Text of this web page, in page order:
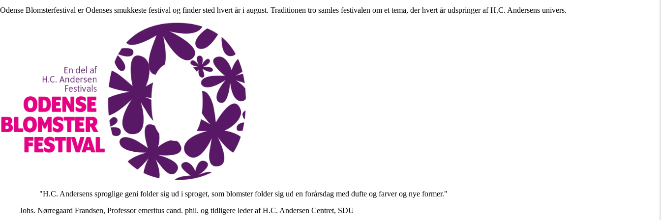
Odense Blomsterfestival er Odenses smukkeste festival og finder sted hvert år i august. Traditionen tro samles festivalen om et tema, der hvert år udspringer af H.C. Andersens univers.
"H.C. Andersens sproglige geni folder sig ud i sproget, som blomster folder sig ud en forårsdag med dufte og farver og nye former."
Johs. Nørregaard Frandsen, Professor emeritus cand. phil. og tidligere leder af H.C. Andersen Centret, SDU